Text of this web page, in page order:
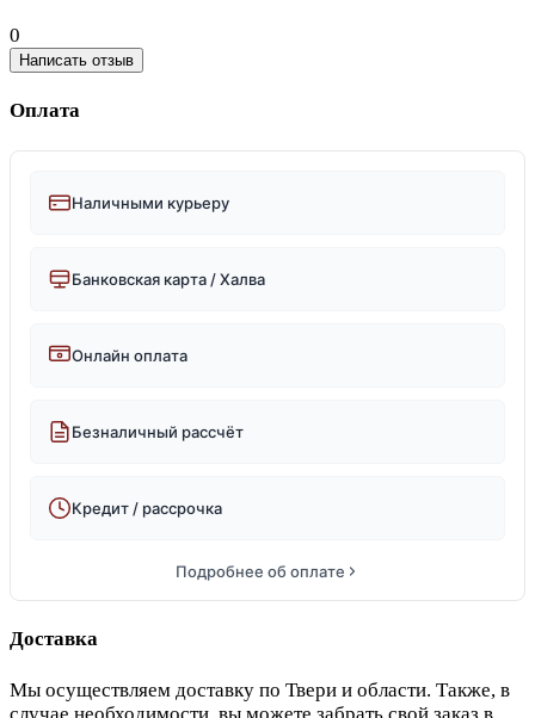
0
Написать отзыв
Оплата
Наличными курьеру
Банковская карта / Халва
Онлайн оплата
Безналичный рассчёт
Кредит / рассрочка
Подробнее об оплате
Доставка
Мы осуществляем доставку по Твери и области. Также, в